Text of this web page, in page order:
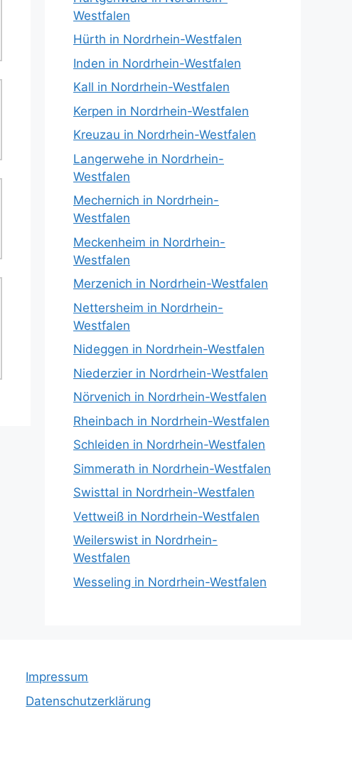
Westfalen
Hürth in Nordrhein-Westfalen
Inden in Nordrhein-Westfalen
Kall in Nordrhein-Westfalen
Kerpen in Nordrhein-Westfalen
Kreuzau in Nordrhein-Westfalen
Langerwehe in Nordrhein-
Westfalen
Mechernich in Nordrhein-
Westfalen
Meckenheim in Nordrhein-
Westfalen
Merzenich in Nordrhein-Westfalen
Nettersheim in Nordrhein-
Westfalen
Nideggen in Nordrhein-Westfalen
Niederzier in Nordrhein-Westfalen
Nörvenich in Nordrhein-Westfalen
Rheinbach in Nordrhein-Westfalen
Schleiden in Nordrhein-Westfalen
Simmerath in Nordrhein-Westfalen
Swisttal in Nordrhein-Westfalen
Vettweiß in Nordrhein-Westfalen
Weilerswist in Nordrhein-
Westfalen
Wesseling in Nordrhein-Westfalen
Impressum
Datenschutzerklärung